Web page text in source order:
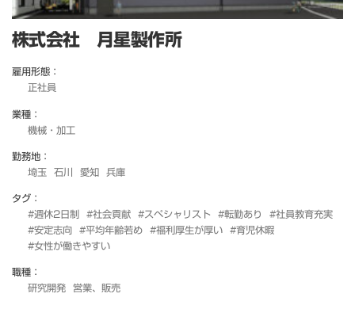
株式会社 月星製作所
雇用形態：
正社員
業種：
機械・加工
勤務地：
埼玉
石川 愛知 兵庫
タグ：
#週休2日制
#社会貢献 #スペシャリスト #転勤あり
#社員教育充実
#安定志向
#平均年齢若め #福利厚生が厚い
#育児休暇
#女性が働きやすい
職種：
研究開発
営業、販売